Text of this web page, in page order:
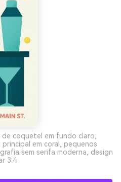
coquetel em fundo claro,
em coral, pequenos
sem serifa moderna, design
3:4